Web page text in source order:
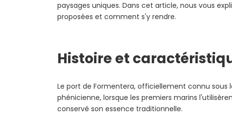
paysages uniques. Dans cet article, nous vous
proposées et comment s'y rendre.
Histoire et
Le port de Formentera, officiellement connu sous
phénicienne, lorsque les premiers marins
conservé son essence traditionnelle.